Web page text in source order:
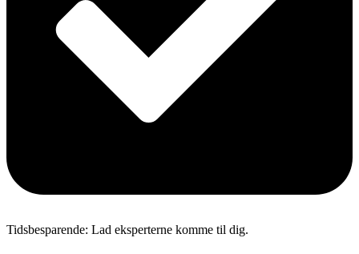
Tidsbesparende: Lad eksperterne komme til dig.